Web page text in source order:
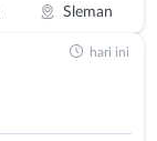
Sleman
hari ini